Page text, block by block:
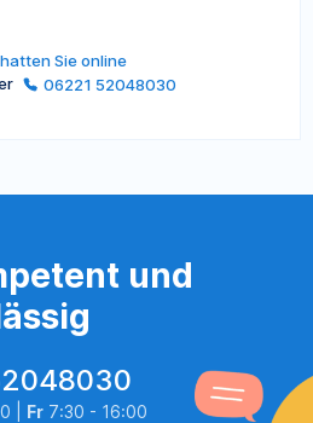
Sie online
06221 52048030
und
| Fr7:30 - 16:00